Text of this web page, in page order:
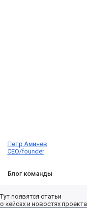
Петр Аминев
CEO/founder
Блог команды
Тут появятся статьи
о кейсах и новостях проекта